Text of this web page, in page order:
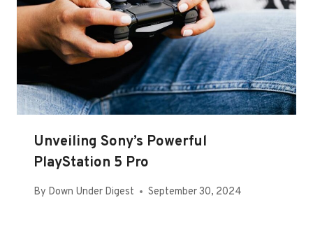
Unveiling Sony’s Powerful
PlayStation 5 Pro
By Down Under Digest September 30, 2024